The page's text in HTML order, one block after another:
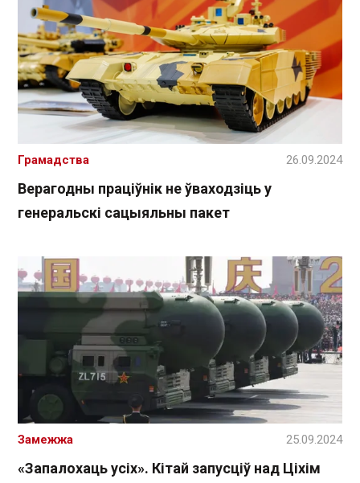
Верагодны праціўнік не ўваходзіць у
генеральскі сацыяльны пакет
Грамадства 26.09.2024
«Запалохаць усіх». Кітай запусціў над Ціхім
Замежжа 25.09.2024